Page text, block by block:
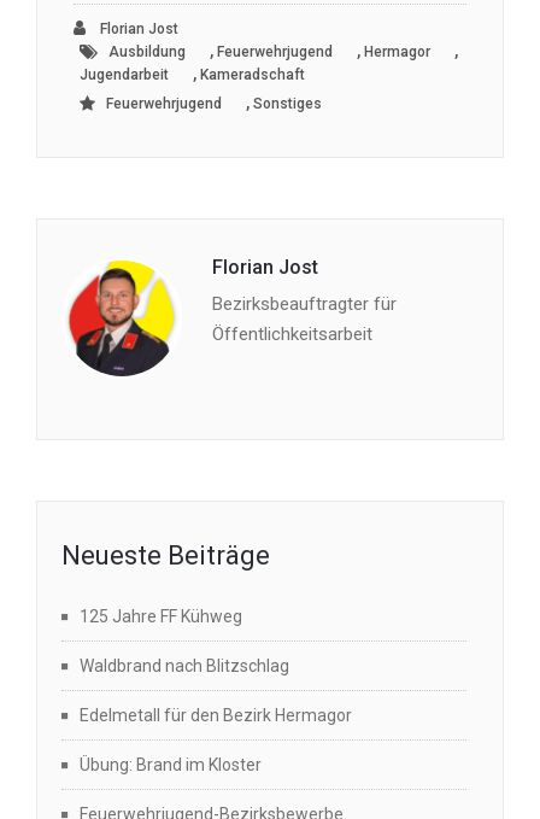
Florian Jost
Ausbildung
, Feuerwehrjugend , Hermagor ,
Jugendarbeit , Kameradschaft
Feuerwehrjugend
, Sonstiges
Florian Jost
Bezirksbeauftragter für
Öffentlichkeitsarbeit
Neueste Beiträge
125 Jahre FF Kühweg
Waldbrand nach Blitzschlag
Edelmetall für den Bezirk Hermagor
Übung: Brand im Kloster
Feuerwehrjugend-Bezirksbewerbe